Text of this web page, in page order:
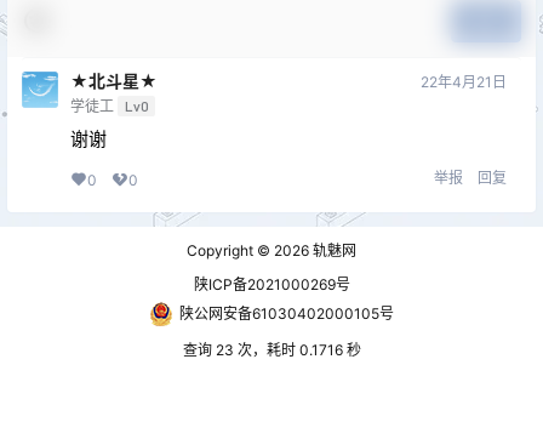
★北斗星★
学徒工 Lv0
22年4月21日
谢谢
0 0 举报 回复
Copyright © 2026 轨魅网
陕ICP备2021000269号
陕公网安备61030402000105号
查询 23 次，耗时 0.1716 秒